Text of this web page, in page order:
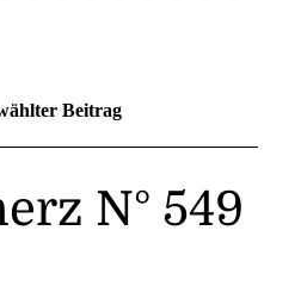
Beitrag
N° 549